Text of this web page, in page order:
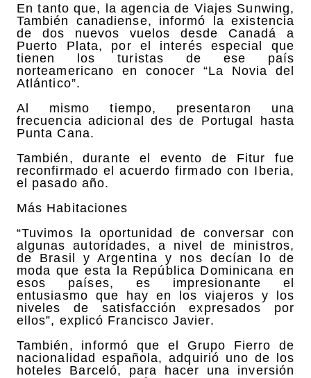
En tanto que, la agencia de Viajes Sunwing,
También canadiense, informó la existencia
de dos nuevos vuelos desde Canadá a
Puerto Plata, por el interés especial que
tienen los turistas de ese país
norteamericano en conocer “La Novia del
Atlántico”.
Al mismo tiempo, presentaron una
frecuencia adicional des de Portugal hasta
Punta Cana.
También, durante el evento de Fitur fue
reconfirmado el acuerdo firmado con Iberia,
el pasado año.
Más Habitaciones
“Tuvimos la oportunidad de conversar con
algunas autoridades, a nivel de ministros,
de Brasil y Argentina y nos decían lo de
moda que esta la República Dominicana en
esos países, es impresionante el
entusiasmo que hay en los viajeros y los
niveles de satisfacción expresados por
ellos”, explicó Francisco Javier.
También, informó que el Grupo Fierro de
nacionalidad española, adquirió uno de los
hoteles Barceló, para hacer una inversión